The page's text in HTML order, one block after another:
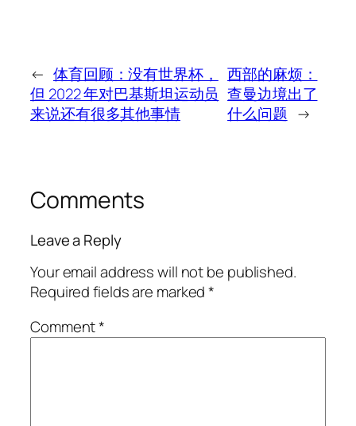
← 体育回顾：没有世界杯，
但 2022 年对巴基斯坦运动员
来说还有很多其他事情
西部的麻烦：
查曼边境出了
什么问题 →
Comments
Leave a Reply
Your email address will not be published.
Required fields are marked*
Comment*